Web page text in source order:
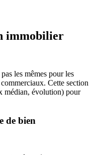
immobilier
les mêmes pour les
Cette section
médian, évolution) pour
de bien